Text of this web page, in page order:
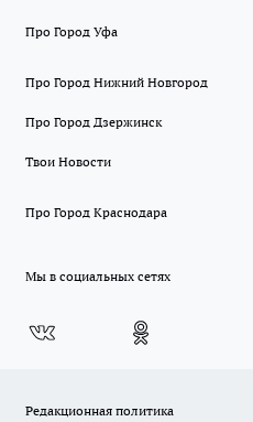
Про Город Уфа
Про Город Нижний Новгород
Про Город Дзержинск
Твои Новости
Про Город Краснодара
Мы в социальных сетях
Редакционная политика